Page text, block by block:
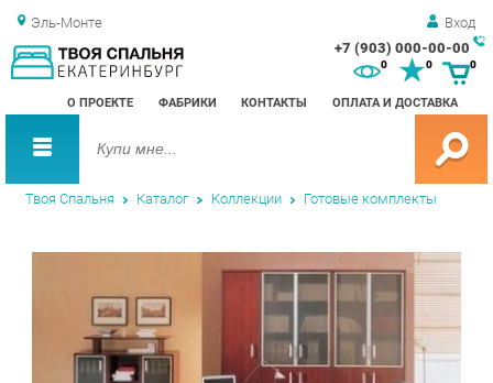
Эль-Монте Вход
+7 (903) 000-00-00
О ПРОЕКТЕ ФАБРИКИ КОНТАКТЫ ОПЛАТА И ДОСТАВКА
0 0
Твоя Спальня Каталог Коллекции Готовые комплекты